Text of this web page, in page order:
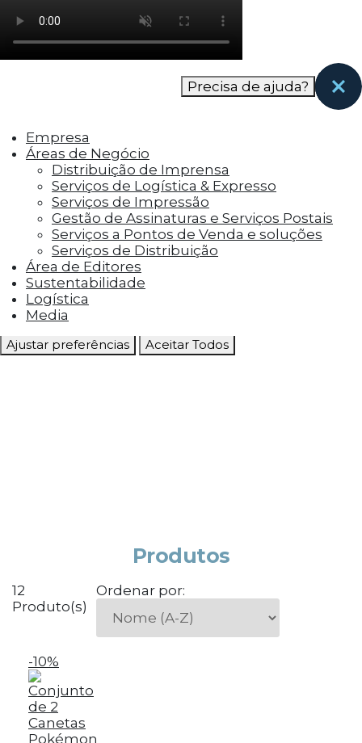
como os visitantes interagem com o site. Esses
cookies ajudam a fornecer informações sobre
as métricas do número de visitantes, taxa de
rejeição, origem do tráfego, etc.
funcionalidades, como compartilhar o
conteúdo do site em plataformas de social
media, coletar feedbacks e outros recursos de
terceiros.
Cookies Marketing
Os cookies de marketing são usados para
entregar aos visitantes anúncios
personalizados com base nas páginas que eles
visitaram antes e analisar a eficácia da
campanha publicitária.
Ajustar preferências Aceitar Todos
Precisa de ajuda?
Empresa
Áreas de Negócio
Distribuição de Imprensa
Serviços de Logística & Expresso
Serviços de Impressão
Gestão de Assinaturas e Serviços Postais
Serviços a Pontos de Venda e soluções
Serviços de Distribuição
Área de Editores
Sustentabilidade
Logística
Media
Produtos
12
Produto(s)
Ordenar por:
-10%